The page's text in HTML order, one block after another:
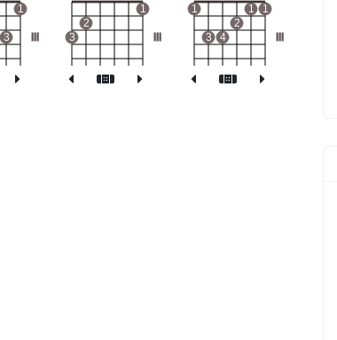
3
1
3
2
1 1
3 4
2
1 1